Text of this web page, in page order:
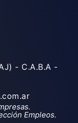
- C.A.B.A -
Empleos.